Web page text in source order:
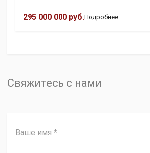
295 000 000 руб.Подробнее
Свяжитесь с нами